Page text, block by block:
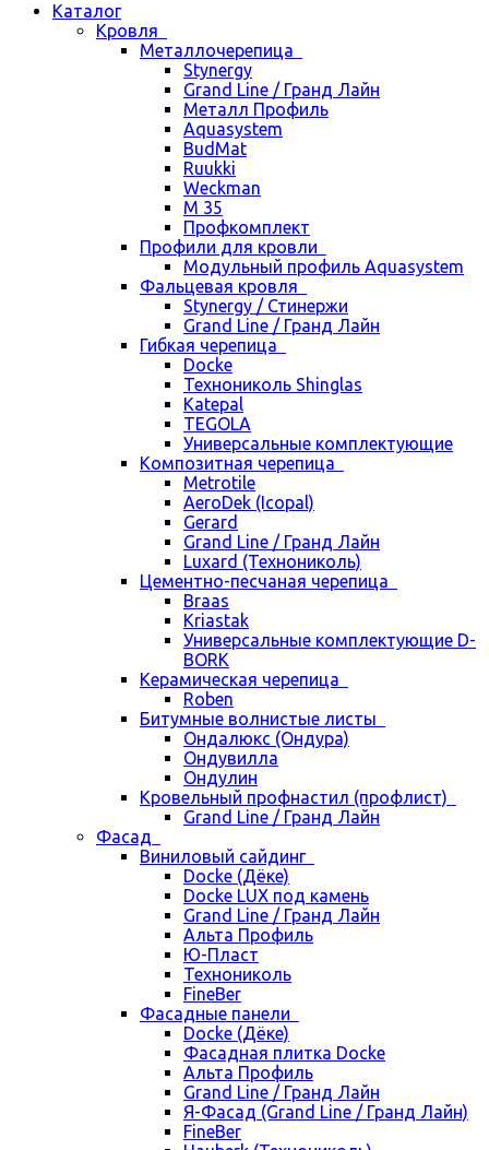
Каталог
Кровля
Металлочерепица
Stynergy
Grand Line / Гранд Лайн
Металл Профиль
Aquasystem
BudMat
Ruukki
Weckman
М 35
Профкомплект
Профили для кровли
Модульный профиль Aquasystem
Фальцевая кровля
Stynergy / Стинержи
Grand Line / Гранд Лайн
Гибкая черепица
Docke
Технониколь Shinglas
Katepal
TEGOLA
Универсальные комплектующие
Композитная черепица
Metrotile
AeroDek (Icopal)
Gerard
Grand Line / Гранд Лайн
Luxard (Технониколь)
Цементно-песчаная черепица
Braas
Kriastak
Универсальные комплектующие D-
BORK
Керамическая черепица
Roben
Битумные волнистые листы
Ондалюкс (Ондура)
Ондувилла
Ондулин
Кровельный профнастил (профлист)
Grand Line / Гранд Лайн
Фасад
Виниловый сайдинг
Docke (Дёке)
Docke LUX под камень
Grand Line / Гранд Лайн
Альта Профиль
Ю-Пласт
Технониколь
FineBer
Фасадные панели
Docke (Дёке)
Фасадная плитка Docke
Альта Профиль
Grand Line / Гранд Лайн
Я-Фасад (Grand Line / Гранд Лайн)
FineBer